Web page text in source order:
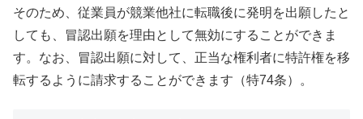
そのため、従業員が競業他社に転職後に発明を出願したと
しても、冒認出願を理由として無効にすることができま
す。なお、冒認出願に対して、正当な権利者に特許権を移
転するように請求することができます（特74条）。